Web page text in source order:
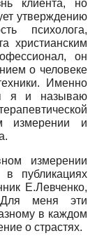
клиента, но
утверждению
психолога,
христианским
он
о человеке
Именно
я и называю
измерении и
измерении
публикациях
Е.Левченко,
меня эти
в каждом
о страстях.